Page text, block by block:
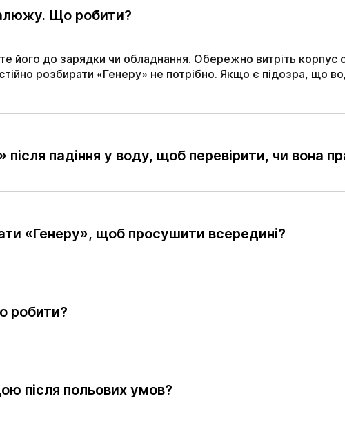
Що робити?
його до зарядки чи обладнання. Обережно витріть
розбирати «Генеру» не потрібно. Якщо є підозра, що
падіння у воду, щоб перевірити, чи вона
«Генеру», щоб просушити всередині?
робити?
після польових умов?